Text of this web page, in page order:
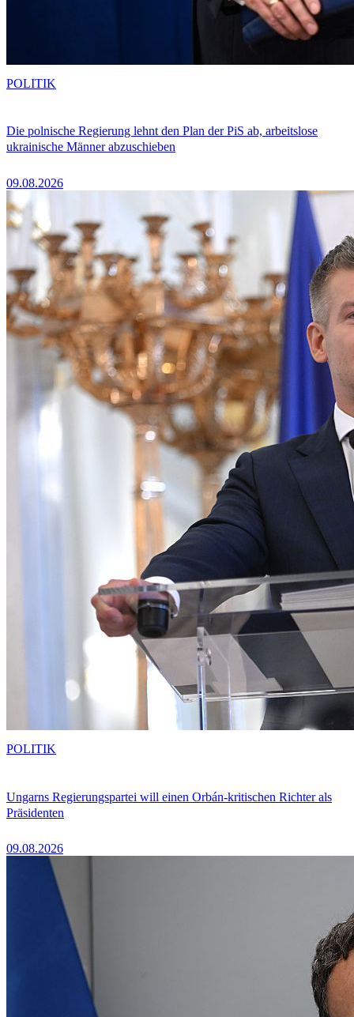
Die polnische Regierung lehnt den Plan der PiS ab, arbeitslose
ukrainische Männer abzuschieben
09.08.2026
POLITIK
Ungarns Regierungspartei will einen Orbán-kritischen Richter als
Präsidenten
09.08.2026
POLITIK